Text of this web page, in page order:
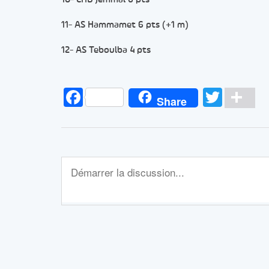
11- AS Hammamet 6 pts (+1 m)
12- AS Teboulba 4 pts
FacebookShare Twitter